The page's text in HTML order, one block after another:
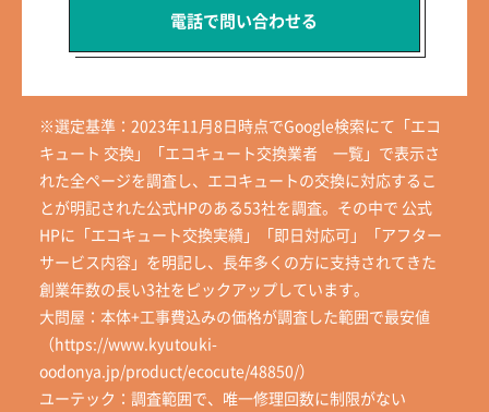
電話で問い合わせる
※選定基準：2023年11月8日時点でGoogle検索にて「エコ
キュート 交換」「エコキュート交換業者 一覧」で表示さ
れた全ページを調査し、エコキュートの交換に対応するこ
とが明記された公式HPのある53社を調査。その中で 公式
HPに「エコキュート交換実績」「即日対応可」「アフター
サービス内容」を明記し、長年多くの方に支持されてきた
創業年数の長い3社をピックアップしています。
大問屋：本体+工事費込みの価格が調査した範囲で最安値
（https://www.kyutouki-
oodonya.jp/product/ecocute/48850/）
ユーテック：調査範囲で、唯一修理回数に制限がない